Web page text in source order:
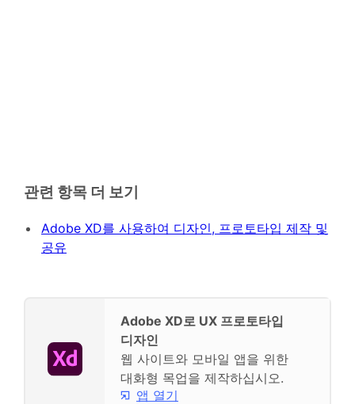
관련 항목 더 보기
Adobe XD를 사용하여 디자인, 프로토타입 제작 및
공유
Adobe XD로 UX 프로토타입
디자인
웹 사이트와 모바일 앱을 위한
대화형 목업을 제작하십시오.
앱 열기